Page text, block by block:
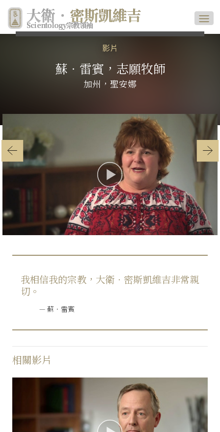
大衛． 密斯凱維吉
Scientology宗教領袖
影片
蘇．雷賓，志願牧師
加州，聖安娜
Play
Video
我相信我的宗教，大衛．密斯凱維吉非常親
切。
蘇．雷賓
相關影片